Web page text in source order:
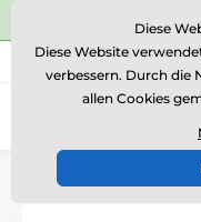
⭐Siehe 504
Rufen Sie uns an (Mo-Fr 15-
Einführung
Diese
Diese Website
verbessern. Durch die
allen Cookies